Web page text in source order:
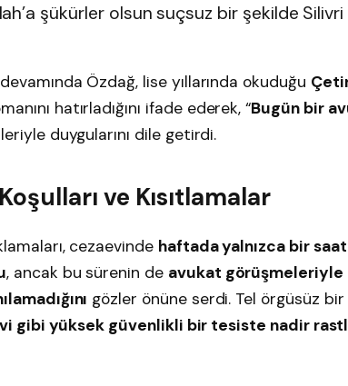
şükürler olsun suçsuz bir şekilde Silivri
devamında Özdağ, lise yıllarında okuduğu
hatırladığını ifade ederek, “Bugün bir
duygularını dile getirdi.
ve Kısıtlamalar
cezaevinde haftada yalnızca bir saat
, ancak bu sürenin de avukat görüşmeleriyle
gözler önüne serdi. Tel örgüsüz bir
gibi yüksek güvenlikli bir tesiste nadir